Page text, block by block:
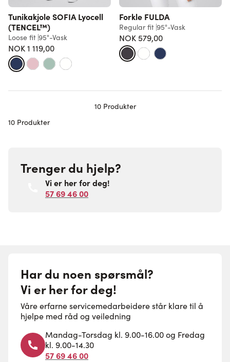
Tunikakjole SOFIA Lyocell
(TENCEL™)
Loose fit 95°-Vask
NOK 1 119,00
Forkle FULDA
Regular fit 95°-Vask
NOK 579,00
10Produkter
10 Produkter
Trenger du hjelp?
Vi er her for deg!
57 69 46 00
Har du noen spørsmål?
Vi er her for deg!
Våre erfarne servicemedarbeidere står klare til å
hjelpe med råd og veiledning
Mandag-Torsdag kl. 9.00-16.00 og Fredag
kl. 9.00-14.30
57 69 46 00